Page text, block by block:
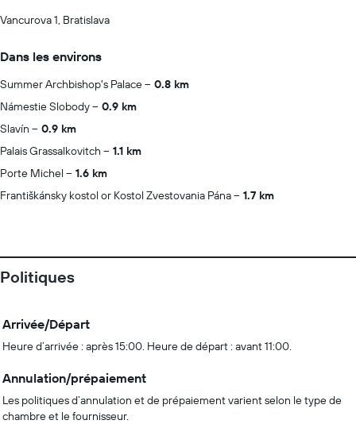
Vancurova 1, Bratislava
Dans les environs
Summer Archbishop's Palace
0.8 km
Námestie Slobody
0.9 km
Slavín
0.9 km
Palais Grassalkovitch
1.1 km
Porte Michel
1.6 km
Františkánsky kostol or Kostol Zvestovania Pána
1.7 km
Politiques
Arrivée/Départ
Heure d’arrivée : après 15:00. Heure de départ : avant 11:00.
Annulation/prépaiement
Les politiques d’annulation et de prépaiement varient selon le type de
chambre et le fournisseur.